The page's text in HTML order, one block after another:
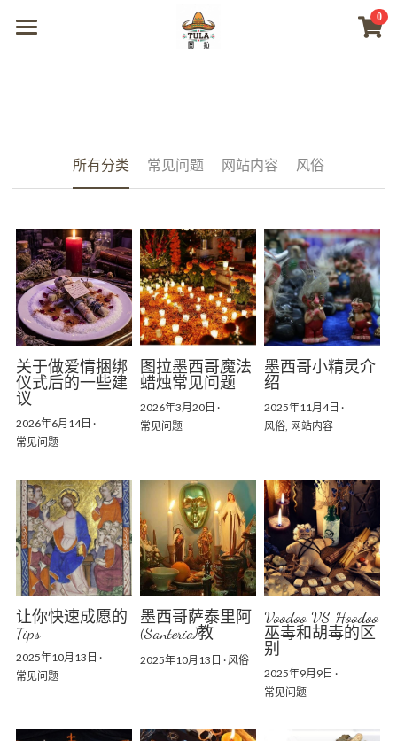
0
我们
联系及问题
登录
搜索
微信联系
所有分类 常见问题 网站内容 风俗
关于做爱情捆绑
仪式后的一些建
议
2026年6月14日 ·
常见问题
图拉墨西哥魔法
蜡烛常见问题
2026年3月20日 ·
常见问题
墨西哥小精灵介
绍
2025年11月4日 ·
风俗, 网站内容
让你快速成愿的
Tips
2025年10月13日 ·
常见问题
墨西哥萨泰里阿
(Santeria)教
2025年10月13日 · 风俗
Voodoo VS Hoodoo
巫毒和胡毒的区
别
2025年9月9日 ·
常见问题
×
商品分类